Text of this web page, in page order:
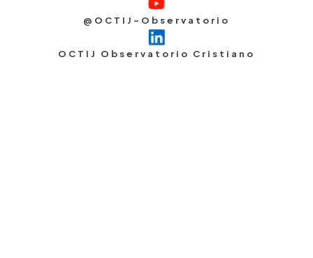
@OCTIJ-Observatorio
OCTIJ Observatorio Cristiano